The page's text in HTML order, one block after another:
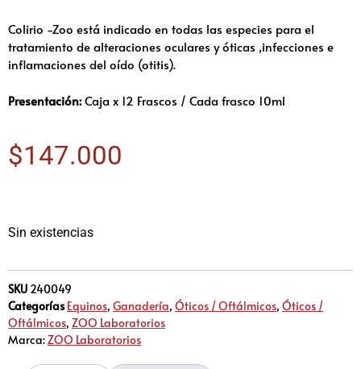
Colirio -Zoo está indicado en todas las especies para el
tratamiento de alteraciones oculares y óticas ,infecciones e
inflamaciones del oído (otitis).
Presentación:Caja x 12 Frascos / Cada frasco 10ml
$147.000
Sin existencias
SKU 240049
Categorías Equinos, Ganadería, Óticos / Oftálmicos, Óticos /
Oftálmicos, ZOO Laboratorios
Marca:ZOO Laboratorios